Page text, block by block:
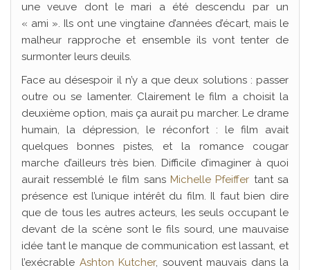
une veuve dont le mari a été descendu par un
« ami ». Ils ont une vingtaine d’années d’écart, mais le
malheur rapproche et ensemble ils vont tenter de
surmonter leurs deuils.
Face au désespoir il n’y a que deux solutions : passer
outre ou se lamenter. Clairement le film a choisit la
deuxième option, mais ça aurait pu marcher. Le drame
humain, la dépression, le réconfort : le film avait
quelques bonnes pistes, et la romance cougar
marche d’ailleurs très bien. Difficile d’imaginer à quoi
aurait ressemblé le film sans Michelle Pfeiffer tant sa
présence est l’unique intérêt du film. Il faut bien dire
que de tous les autres acteurs, les seuls occupant le
devant de la scène sont le fils sourd, une mauvaise
idée tant le manque de communication est lassant, et
l’exécrable Ashton Kutcher, souvent mauvais dans la